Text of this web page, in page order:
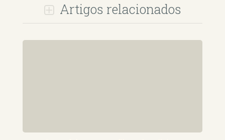
Artigos relacionados